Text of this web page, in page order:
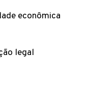
econômica
legal